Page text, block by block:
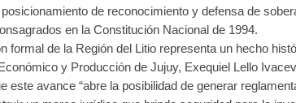
de reconocimiento y defensa de
en la Constitución Nacional de 1994.
formal de la Región del Litio representa un hecho
y Producción de Jujuy, Exequiel Lello
este avance “abre la posibilidad de generar